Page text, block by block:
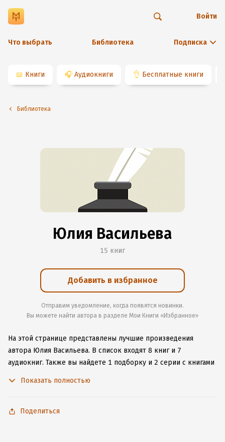
Что выбрать Библиотека Подписка
Войти
📖 Книги 🎧 Аудиокниги 👌 Бесплатные книги
Библиотека
Юлия Васильева
15 книг
Добавить в избранное
Отправим уведомление, когда появятся новинки.
Вы можете найти автора в разделе Мои Книги «Избранное»
На этой странице представлены лучшие произведения
автора Юлия Васильева. В список входят 8 книг и 7
аудиокниг. Также вы найдете 1 подборку и 2 серии с книгами
iOS или Android, чтобы не расставаться с любимыми
Показать полностью
Поделиться